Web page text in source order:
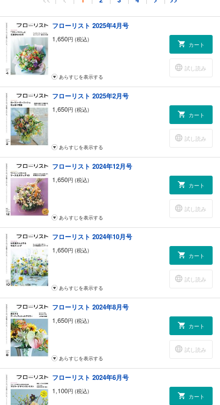
[新連載] 花束の解剖学 ほどよいバランスの花束を作る 梶谷奈允子／色の
ボタニカル・メタモルフォーシス 植物の解体と再構築 丹羽英之／サンダ
ーソニアと葉物で表現する造形
季節の枝物 永塚慎一／6月の枝物：キイチゴ 7月の枝物：アセビ
バラの解体図譜／#紅華美
プリザーブド・プラス 大地農園／プリザーブドで季節を飾る
花の定番資材・新素材に注目／フラワージャグベース emo
使いやすさと存在価値の挑戦 Flower Vase／「使いやすくて買いやすい商
品」開発のきっかけ
ある日のひと皿／野村友里×高橋ヨーコ
FLORIST PICK UP !／BOOK、CINEMA、ART
FLORIST TOPICS
次号予告
[新連載] 草木育種／塩津植物研究所
旬花探訪 高倉なを／アジサイ 島根県アジサイ研究会
ハナノコエ 珠寳／造花自然
フローリスト 2025年4月号
1,650円 (税込)
カート
試し読み
あらすじを表示する
フローリスト 2025年2月号
1,650円 (税込)
カート
試し読み
あらすじを表示する
フローリスト 2024年12月号
1,650円 (税込)
カート
試し読み
あらすじを表示する
フローリスト 2024年10月号
1,650円 (税込)
カート
試し読み
あらすじを表示する
フローリスト 2024年8月号
1,650円 (税込)
カート
試し読み
あらすじを表示する
フローリスト 2024年6月号
1,100円 (税込)
カート